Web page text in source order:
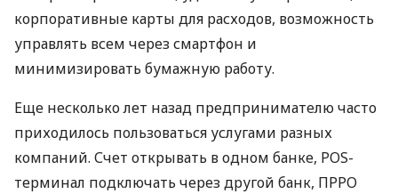
корпоративные карты для расходов, возможность
управлять всем через смартфон и
минимизировать бумажную работу.
Еще несколько лет назад предпринимателю часто
приходилось пользоваться услугами разных
компаний. Счет открывать в одном банке, POS-
терминал подключать через другой банк, ПРРО